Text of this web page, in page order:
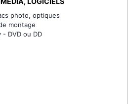
photo, optiques
montage
- DVD ou DD